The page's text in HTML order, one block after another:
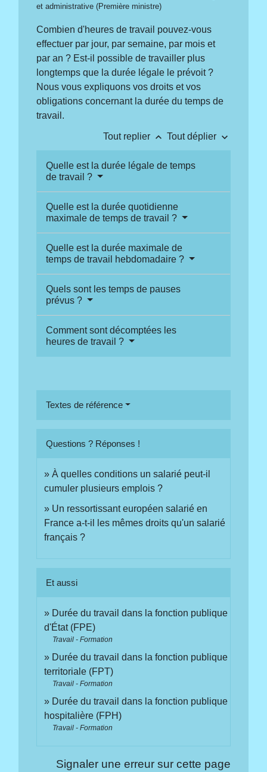
et administrative (Première ministre)
Combien d'heures de travail pouvez-vous
effectuer par jour, par semaine, par mois et
par an ? Est-il possible de travailler plus
longtemps que la durée légale le prévoit ?
Nous vous expliquons vos droits et vos
obligations concernant la durée du temps de
travail.
Tout replier keyboard_arrow_up Tout déplier keyboard_arrow_down
Quelle est la durée légale de temps
de travail ?
Quelle est la durée quotidienne
maximale de temps de travail ?
Quelle est la durée maximale de
temps de travail hebdomadaire ?
Quels sont les temps de pauses
prévus ?
Comment sont décomptées les
heures de travail ?
Textes de référence
Questions ? Réponses !
À quelles conditions un salarié peut-il
cumuler plusieurs emplois ?
Un ressortissant européen salarié en
France a-t-il les mêmes droits qu'un salarié
français ?
Et aussi
Durée du travail dans la fonction publique
d'État (FPE)
Travail - Formation
Durée du travail dans la fonction publique
territoriale (FPT)
Travail - Formation
Durée du travail dans la fonction publique
hospitalière (FPH)
Travail - Formation
Signaler une erreur sur cette page